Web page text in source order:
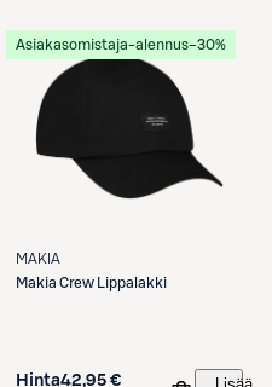
Asiakasomistaja-alennus−30%
MAKIA
Makia Crew Lippalakki
Hinta42,95 €